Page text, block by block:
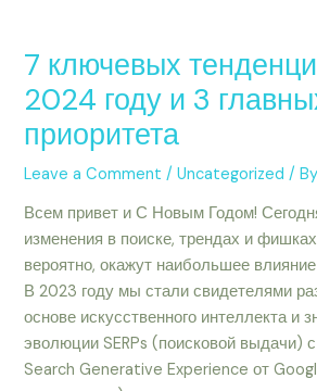
content
7 ключевых
2024 году и 3
приоритета
Leave a Comment /Uncategorized /
Всем привет и С Новым Годом!
изменения в поиске, трендах и
вероятно, окажут наибольшее
В 2023 году мы стали свидетелями
основе искусственного интеллекта и
эволюции SERPs (поисковой выдачи)
Search Generative Experience от